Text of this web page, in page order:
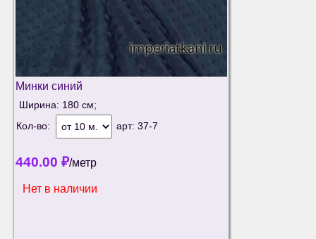
Минки синий
Ширина: 180 см;
Кол-во:
арт: 37-7
440.00 ₽/метр
Нет в наличии